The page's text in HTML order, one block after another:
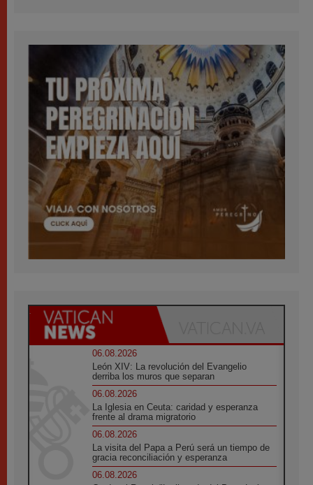
06.08.2026
León XIV: La revolución del Evangelio
derriba los muros que separan
06.08.2026
La Iglesia en Ceuta: caridad y esperanza
frente al drama migratorio
06.08.2026
La visita del Papa a Perú será un tiempo de
gracia reconciliación y esperanza
06.08.2026